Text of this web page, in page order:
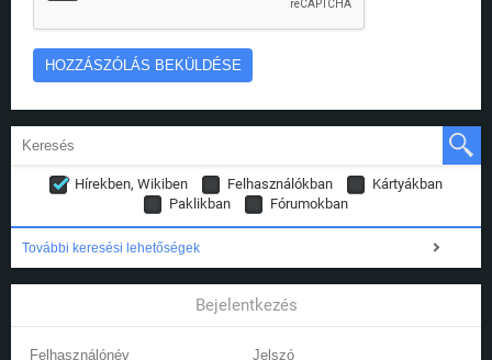
Hírekben, Wikiben Felhasználókban
Kártyákban
Paklikban
Fórumokban
További keresési lehetőségek
Bejelentkezés